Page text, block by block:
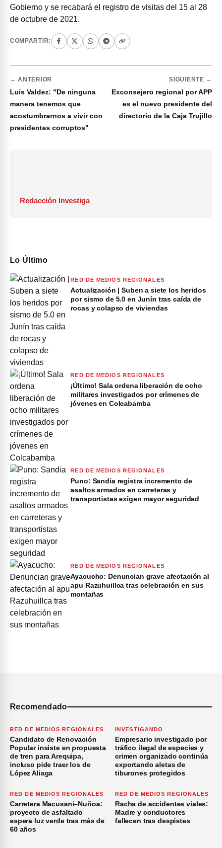
Gobierno y se recabará el registro de visitas del 15 al 28
de octubre de 2021.
COMPARTIR:
← ANTERIOR
Luis Valdez: "De ninguna
manera tenemos que
acostumbrarnos a vivir con
presidentes corruptos"
SIGUIENTE →
Exconsejero regional por APP
es el nuevo presidente del
directorio de la Caja Trujillo
Redacción Investiga
Lo Último
RED DE MEDIOS REGIONALES
Actualización | Suben a siete los heridos
por sismo de 5.0 en Junín tras caída de
rocas y colapso de viviendas
RED DE MEDIOS REGIONALES
¡Último! Sala ordena liberación de ocho
militares investigados por crímenes de
jóvenes en Colcabamba
RED DE MEDIOS REGIONALES
Puno: Sandia registra incremento de
asaltos armados en carreteras y
transportistas exigen mayor seguridad
RED DE MEDIOS REGIONALES
Ayacucho: Denuncian grave afectación al
apu Razuhuillca tras celebración en sus
montañas
Recomendado
RED DE MEDIOS REGIONALES
Candidato de Renovación
Popular insiste en propuesta
de tren para Arequipa,
incluso pide traer los de
López Aliaga
INVESTIGANDO
Empresario investigado por
tráfico ilegal de especies y
crimen organizado continúa
exportando aletas de
tiburones protegidos
RED DE MEDIOS REGIONALES
Carretera Macusani–Nuñoa:
proyecto de asfaltado
espera luz verde tras más de
60 años
RED DE MEDIOS REGIONALES
Racha de accidentes viales:
Madre y conductores
fallecen tras despistes